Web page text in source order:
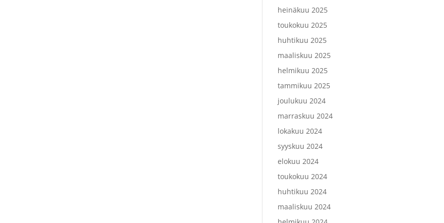
heinäkuu 2025
toukokuu 2025
huhtikuu 2025
maaliskuu 2025
helmikuu 2025
tammikuu 2025
joulukuu 2024
marraskuu 2024
lokakuu 2024
syyskuu 2024
elokuu 2024
toukokuu 2024
huhtikuu 2024
maaliskuu 2024